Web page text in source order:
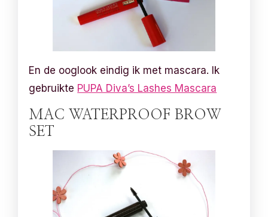
En de ooglook eindig ik met mascara. Ik
gebruikte PUPA Diva’s Lashes Mascara
MAC WATERPROOF BROW
SET